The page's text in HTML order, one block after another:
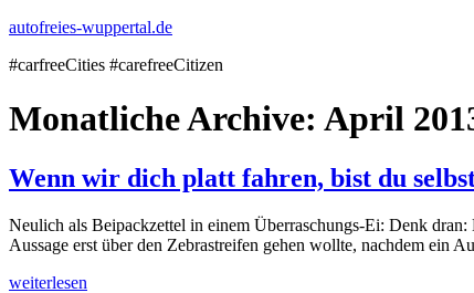
Zum
springen
autofreies-wuppertal.de
#carfreeCities #carefreeCitizen
Monatliche Archive: April
Wenn wir dich platt fahren, bist du
Neulich als Beipackzettel in einem Überraschungs-Ei: Denk
Aussage erst über den Zebrastreifen gehen wollte, nachdem
„Wenn
weiterlesen